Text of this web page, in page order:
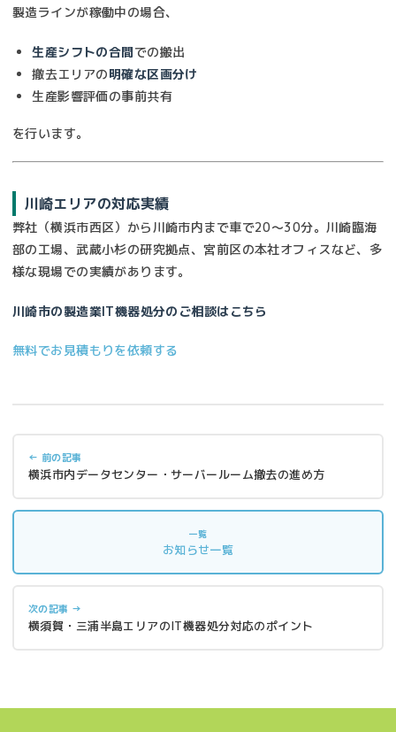
製造ラインが稼働中の場合、
生産シフトの合間での搬出
撤去エリアの明確な区画分け
生産影響評価の事前共有
を行います。
川崎エリアの対応実績
弊社（横浜市西区）から川崎市内まで車で20〜30分。川崎臨海
部の工場、武蔵小杉の研究拠点、宮前区の本社オフィスなど、多
様な現場での実績があります。
川崎市の製造業IT機器処分のご相談はこちら
無料でお見積もりを依頼する
← 前の記事
横浜市内データセンター・サーバールーム撤去の進め方
一覧
お知らせ一覧
次の記事 →
横須賀・三浦半島エリアのIT機器処分対応のポイント